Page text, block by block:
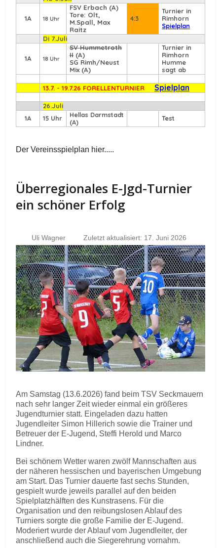
1A 18 Uhr
FSV Erbach (A)
Tore: Olt,
M.Spall, Max
Raitz
4:3
Turnier in
Rimhorn
Spielplan
Di 7.Juli
1A 18 Uhr
SV Hummetroth
II (A)
SG Rimh/Neust
Mix (A)
Turnier in
Rimhorn
Humme
sagt ab
13.7. - 19.7.26 FORELLENTURNIER Spielplan
26.Juli
1A
15 Uhr
Hellas Darmstadt
(A)
Test
Der Vereinsspielplan hier.....
Überregionales E-Jgd-Turnier
ein schöner Erfolg
Uli Wagner Zuletzt aktualisiert: 17. Juni 2026
Am Samstag (13.6.2026) fand beim TSV Seckmauern
nach sehr langer Zeit wieder einmal ein größeres
Jugendturnier statt. Eingeladen dazu hatten
Jugendleiter Simon Hillerich sowie die Trainer und
Betreuer der E-Jugend, Steffi Herold und Marco
Lindner.
Bei schönem Wetter waren zwölf Mannschaften aus
der näheren hessischen und bayerischen Umgebung
am Start. Das Turnier dauerte fast sechs Stunden,
gespielt wurde jeweils parallel auf den beiden
Spielplatzhälften des Kunstrasens. Für die
Organisation und den reibungslosen Ablauf des
Turniers sorgte die große Familie der E-Jugend.
Moderiert wurde der Ablauf vom Jugendleiter, der
anschließend auch die Siegerehrung vornahm.